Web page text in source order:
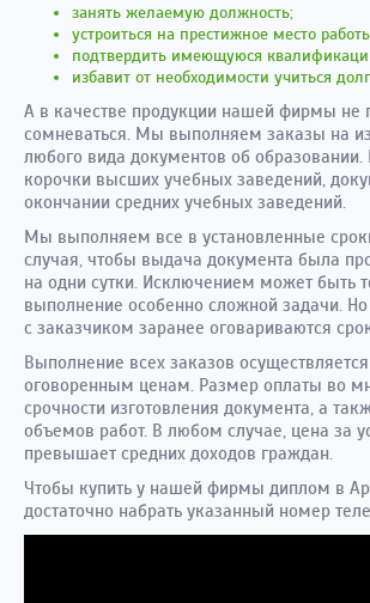
занять желаемую должность;
устроиться на престижное место
подтвердить имеющуюся
избавит от необходимости учиться
А в качестве продукции нашей фирмы не
сомневаться. Мы выполняем заказы на
любого вида документов об
корочки высших учебных заведений,
окончании средних учебных заведений.
Мы выполняем все в установленные
случая, чтобы выдача документа была
на одни сутки. Исключением может быть
выполнение особенно сложной задачи. Но
с заказчиком заранее оговариваются
Выполнение всех заказов
оговоренным ценам. Размер оплаты во
срочности изготовления документа, а
объемов работ. В любом случае, цена за
превышает средних доходов граждан.
Чтобы купить у нашей фирмы диплом в
достаточно набрать указанный номер